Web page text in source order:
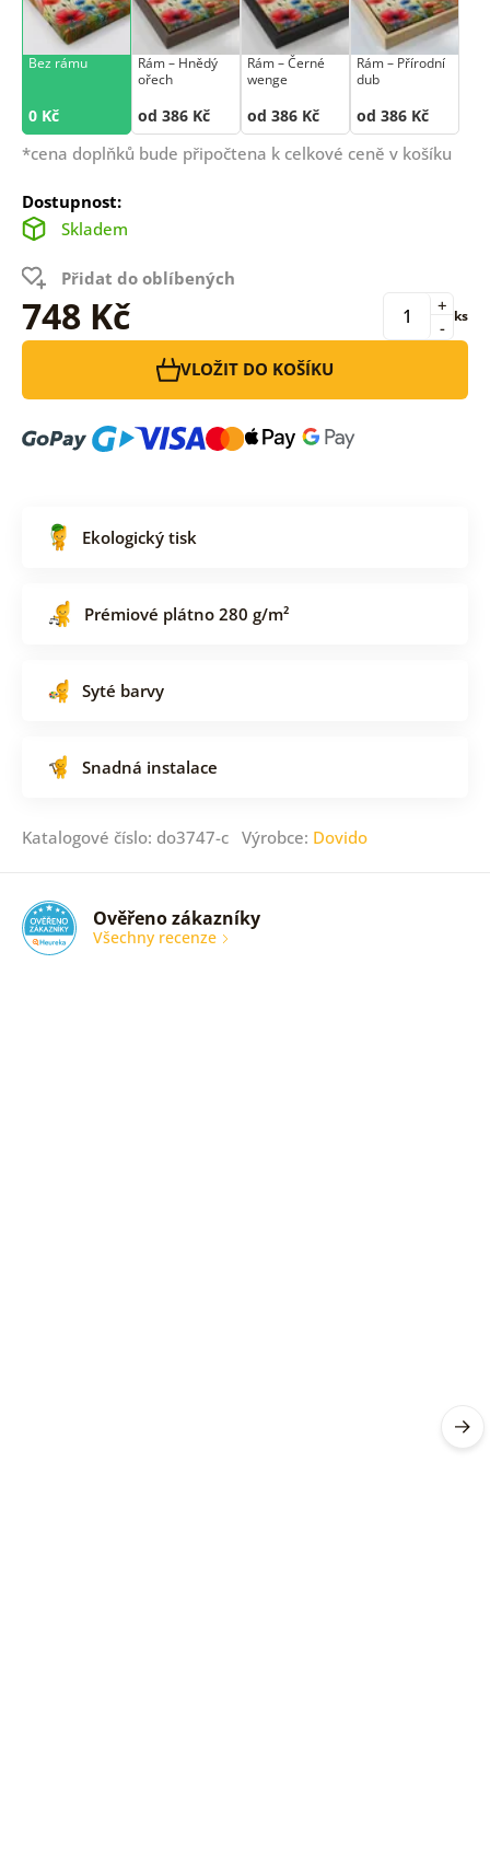
Bez rámu
0 Kč
Rám –⁠⁠⁠⁠⁠⁠ Hnědý
ořech
od 386 Kč
Rám –⁠⁠⁠⁠⁠⁠ Černé
wenge
od 386 Kč
Rám –⁠⁠⁠⁠⁠⁠ Přírodní
dub
od 386 Kč
*cena doplňků bude připočtena k celkové ceně v košíku
Dostupnost:
Skladem
Přidat do oblíbených
748 Kč -
+ ks
VLOŽIT DO KOŠÍKU
Ekologický tisk
Prémiové plátno 280 g/m²
Syté barvy
Snadná instalace
Katalogové číslo: do3747-c Výrobce: Dovido
Ověřeno zákazníky
Všechny recenze